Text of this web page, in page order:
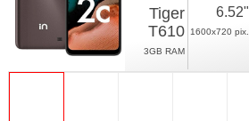
Tiger
T610
3GB RAM
6.52"
1600x720 pix.